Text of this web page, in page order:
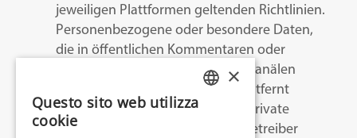
jeweiligen Plattformen geltenden Richtlinien.
Personenbezogene oder besondere Daten,
die in öffentlichen Kommentaren oder
Beiträgen auf den Social-Media-Kanälen
veröffentlicht werden, können entfernt
werden. Daten, die Nutzer über private
Nachrichten direkt an die Kanalbetreiber
×
Questo sito web utilizza
cookie